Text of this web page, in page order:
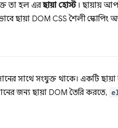
তা হল এরছায়া হোস্ট। ছায়ায়
ছায়া DOM CSS শৈলী স্কোপিং
সাথে সংযুক্ত থাকে। একটি
জন্য ছায়া DOM তৈরি করতে,